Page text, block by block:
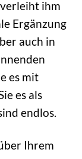
ihm
Ergänzung
auch in
es mit
es als
endlos.
Ihrem